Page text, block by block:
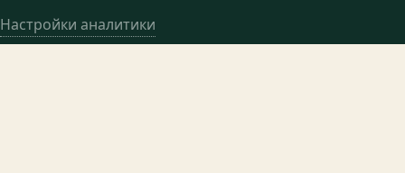
Настройки аналитики